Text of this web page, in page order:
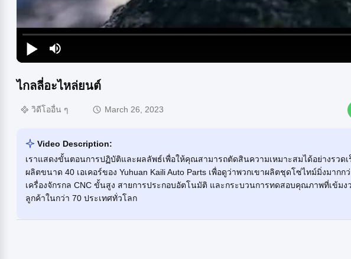
ไกลลี่อะไหล่ยนต์
วิดีโออื่น ๆ March 26, 2023
Video Description:
เราแสดงขั้นตอนการปฏิบัติและผลลัพธ์เพื่อให้คุณสามารถตัดสินความเหมาะสมได้อย่างรวด
ผลิตขนาด 40 เอเคอร์ของ Yuhuan Kaili Auto Parts เพื่อดูว่าพวกเขาผลิตชุดโซ่ไทม์มิ่งมาก
เครื่องจักรกล CNC ขั้นสูง สายการประกอบอัตโนมัติ และกระบวนการทดสอบคุณภาพที่เข้ม
ลูกค้าในกว่า 70 ประเทศทั่วโลก